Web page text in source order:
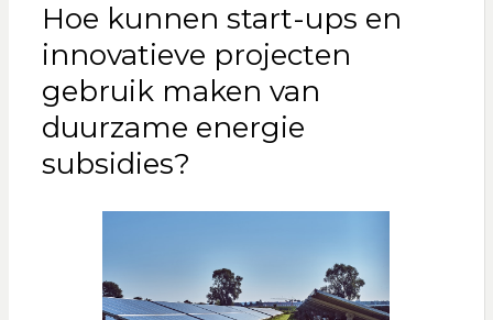
Hoe kunnen start-ups en
innovatieve projecten
gebruik maken van
duurzame energie
subsidies?